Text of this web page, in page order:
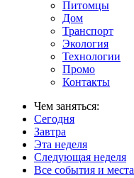
Питомцы
Дом
Транспорт
Экология
Технологии
Промо
Контакты
Чем заняться:
Сегодня
Завтра
Эта неделя
Следующая неделя
Все события и места